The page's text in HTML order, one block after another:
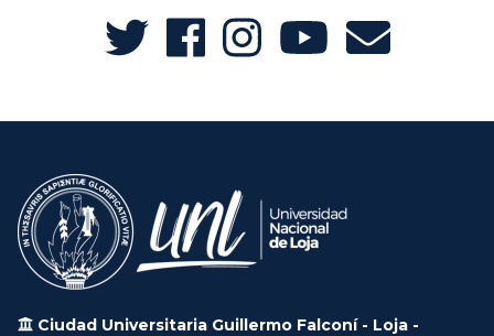
Ciudad Universitaria Guillermo Falconí - Loja -